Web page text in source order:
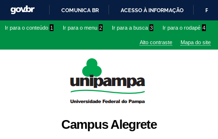
conteúdo
IR
O
COMUNICA BR ACESSO À INFORMAÇÃO
Ir para o conteúdo 1 Ir para o menu 2 Ir para a busca 3 Ir para o rodapé 4
Alto contraste Mapa do site
Campus Alegrete